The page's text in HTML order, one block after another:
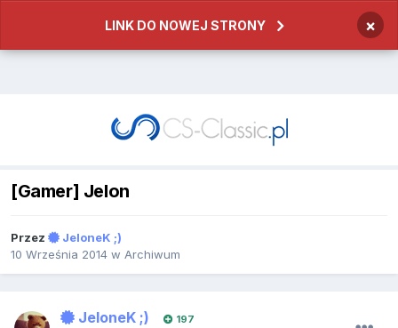
LINK DO NOWEJ STRONY ×
[Gamer] Jelon
Przez
JeloneK ;)
10 Września 2014 w Archiwum
JeloneK ;) 197